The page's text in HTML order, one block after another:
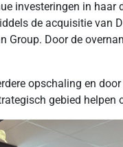
investeringen in
de acquisitie van
Group. Door de
opschaling en
gebied